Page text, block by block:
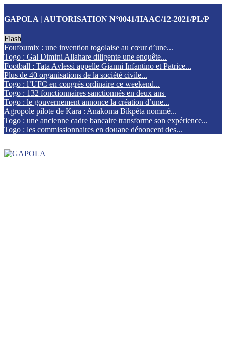
GAPOLA | AUTORISATION N°0041/HAAC/12-2021/PL/P
Flash
Foufoumix : une invention togolaise au cœur d’une...
Togo : Gal Dimini Allahare diligente une enquête...
Football : Tata Avlessi appelle Gianni Infantino et Patrice...
Plus de 40 organisations de la société civile...
Togo : l’UFC en congrès ordinaire ce weekend...
Togo : 132 fonctionnaires sanctionnés en deux ans
Togo : le gouvernement annonce la création d’une...
Agropole pilote de Kara : Anakoma Bikpéta nommé...
Togo : une ancienne cadre bancaire transforme son expérience...
Togo : les commissionnaires en douane dénoncent des...